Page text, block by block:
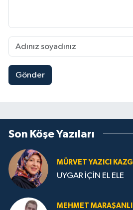
Gönder
Son Köşe Yazıları
MÜRVET YAZICI KAZGI
UYGAR İÇİN EL ELE
MEHMET MARAŞANLI